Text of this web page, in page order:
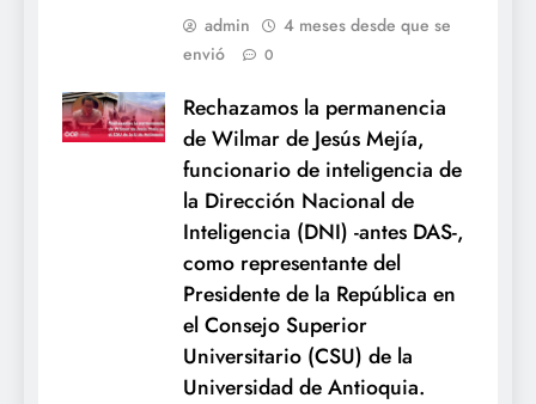
admin
4 meses desde que se
envió
0
Rechazamos la permanencia
de Wilmar de Jesús Mejía,
funcionario de inteligencia de
la Dirección Nacional de
Inteligencia (DNI) -antes DAS-,
como representante del
Presidente de la República en
el Consejo Superior
Universitario (CSU) de la
Universidad de Antioquia.